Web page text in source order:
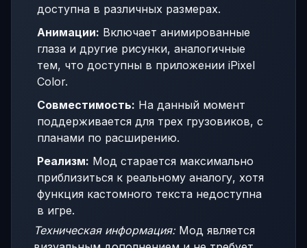
доступна в различных размерах.
Анимации: Включает анимированные
глаза и другие рисунки, аналогичные
тем, что доступны в приложении iPixel
Color.
Совместимость: На данный момент
поддерживается для трех грузовиков, с
планами по расширению.
Реализм: Мод старается максимально
приблизиться к реальному аналогу, хотя
функция кастомного текста недоступна
в игре.
Техническая информация:Мод является